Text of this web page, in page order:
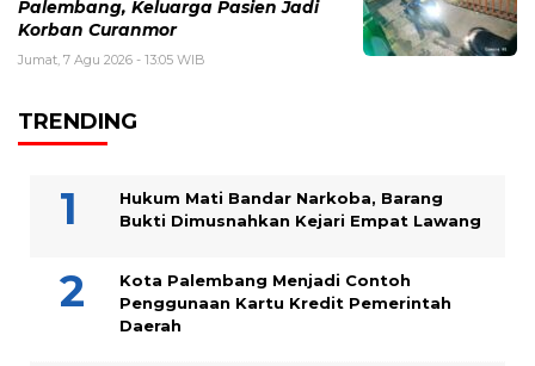
Palembang, Keluarga Pasien Jadi
Korban Curanmor
Jumat, 7 Agu 2026 - 13:05 WIB
TRENDING
Hukum Mati Bandar Narkoba, Barang
Bukti Dimusnahkan Kejari Empat Lawang
Kota Palembang Menjadi Contoh
Penggunaan Kartu Kredit Pemerintah
Daerah